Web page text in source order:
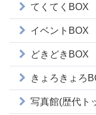
てくてくBOX
イベントBOX
どきどきBOX
きょろきょろ
写真館(歴代ト